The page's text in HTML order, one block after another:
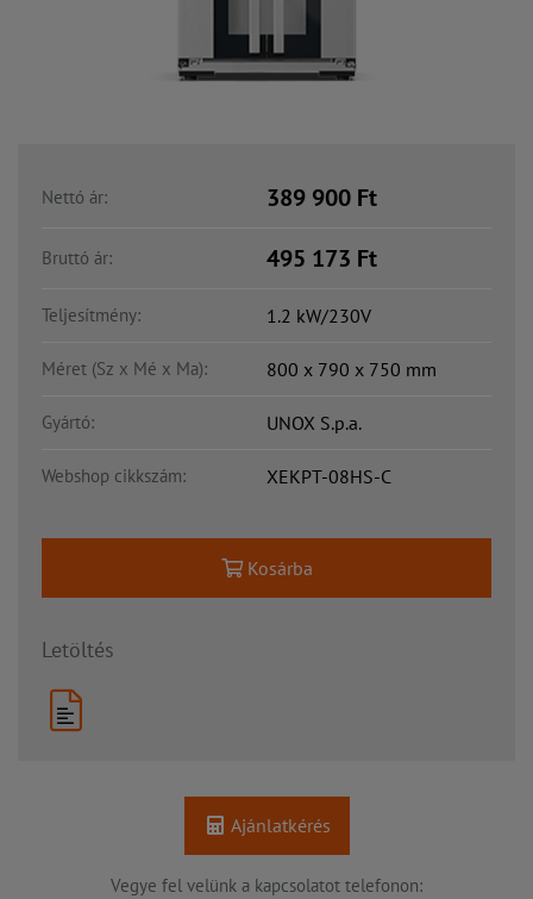
Nettó ár: 389 900 Ft
Bruttó ár: 495 173 Ft
Teljesítmény: 1.2 kW/230V
Méret (Sz x Mé x Ma): 800 x 790 x 750 mm
Gyártó: UNOX S.p.a.
Webshop cikkszám: XEKPT-08HS-C
Kosárba
Letöltés
Ajánlatkérés
Vegye fel velünk a kapcsolatot telefonon: